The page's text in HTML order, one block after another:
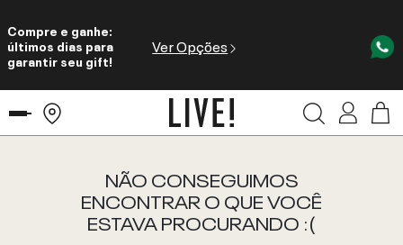
Compre e ganhe:
últimos dias para
garantir seu gift!
Ver Opções
NÃO CONSEGUIMOS
ENCONTRAR O QUE VOCÊ
ESTAVA PROCURANDO :(